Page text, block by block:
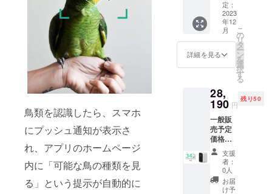
鳥類を認識したら、スマホ
にプッシュ通知が表示さ
れ、アプリのホームページ
内に「可能な鳥の種類を見
る」という提示が自動的に
ピン×1
日本語
取扱説
明書×1
本国内
限定）
内容
物：
「V3
Cam」
本体 ｘ
1 スタ
充電
ケーブ
ル×1 壁
付用ス
テッ
カー×1
壁付用
くぎ×4
SIMカー
ドリ
リース
定：
2023
年12
月
詳細を見る
こ
の
リ
タ
ー
ン
を
選
択
す
る
28,
190 円
残り50
一般販
売予定
価格：
42,770
円（税
込） ※
送料無
料（日
支援
者：
0人
お届
け予